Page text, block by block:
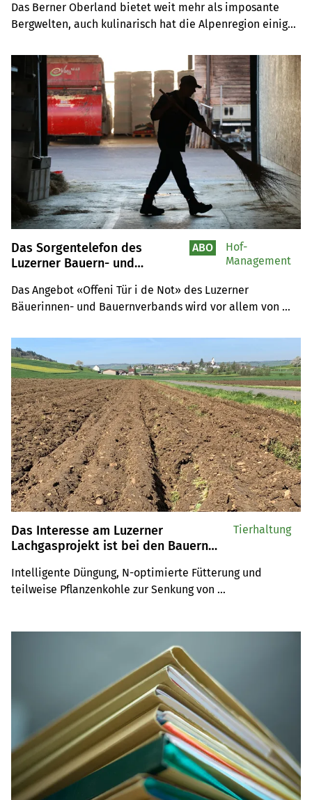
Das Berner Oberland bietet weit mehr als imposante
Bergwelten, auch kulinarisch hat die Alpenregion einiges
«Alpe-Chuchi – Berner Oberland» vom Weber Verlag.
Das Sorgentelefon des
Luzerner Bauern- und
wenn Sorgen
überhandnehmen: «Reden ist
Das Angebot «Offeni Tür i de Not» des Luzerner
Bäuerinnen- und Bauernverbands wird vor allem von
Zusammenleben auf dem Hof, sagt die Beraterin.
ABO
Hof-
Management
Das Interesse am Luzerner
Lachgasprojekt ist bei den Bauern
Intelligente Düngung, N-optimierte Fütterung und
teilweise Pflanzenkohle zur Senkung von
Tierhaltung